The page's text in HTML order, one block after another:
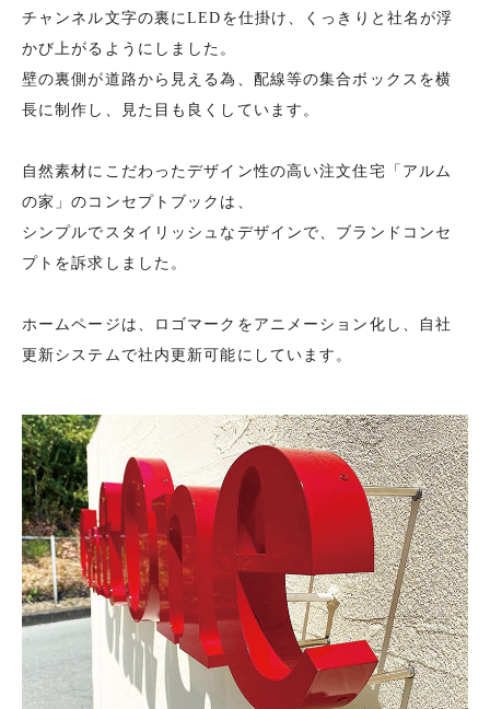
チャンネル文字の裏にLEDを仕掛け、くっきりと社名が浮
かび上がるようにしました。
壁の裏側が道路から見える為、配線等の集合ボックスを横
長に制作し、見た目も良くしています。
自然素材にこだわったデザイン性の高い注文住宅「アルム
の家」のコンセプトブックは、
シンプルでスタイリッシュなデザインで、ブランドコンセ
プトを訴求しました。
ホームページは、ロゴマークをアニメーション化し、自社
更新システムで社内更新可能にしています。